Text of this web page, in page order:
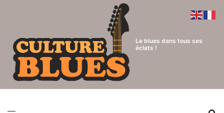
Le blues dans tous ses
éclats !